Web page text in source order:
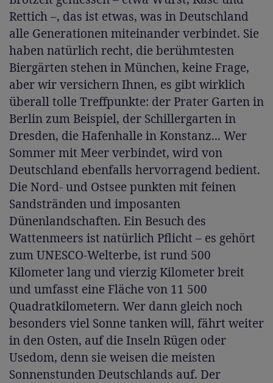
Rettich –, das ist etwas, was in Deutschland
alle Generationen miteinander verbindet. Sie
haben natürlich recht, die berühmtesten
Biergärten stehen in München, keine Frage,
aber wir versichern Ihnen, es gibt wirklich
überall tolle Treffpunkte: der Prater Garten in
Berlin zum Beispiel, der Schillergarten in
Dresden, die Hafenhalle in Konstanz... Wer
Sommer mit Meer verbindet, wird von
Deutschland ebenfalls hervorragend bedient.
Die Nord- und Ostsee punkten mit feinen
Sandstränden und imposanten
Dünenlandschaften. Ein Besuch des
Wattenmeers ist natürlich Pflicht – es gehört
zum UNESCO-Welterbe, ist rund 500
Kilometer lang und vierzig Kilometer breit
und umfasst eine Fläche von 11 500
Quadratkilometern. Wer dann gleich noch
besonders viel Sonne tanken will, fährt weiter
in den Osten, auf die Inseln Rügen oder
Usedom, denn sie weisen die meisten
Sonnenstunden Deutschlands auf. Der